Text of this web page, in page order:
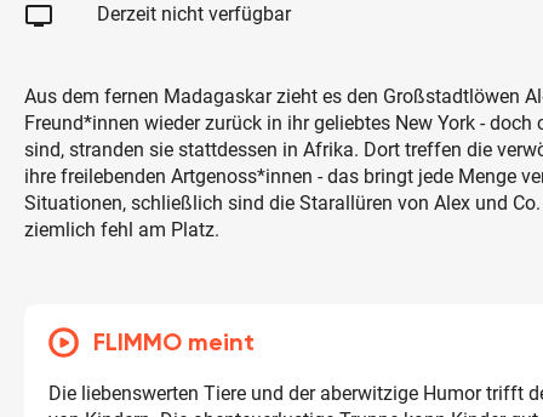
tv Derzeit nicht verfügbar
Aus dem fernen Madagaskar zieht es den Großstadtlöwen
Freund*innen wieder zurück in ihr geliebtes New York - doch
sind, stranden sie stattdessen in Afrika. Dort treffen die
ihre freilebenden Artgenoss*innen - das bringt jede Menge
Situationen, schließlich sind die Starallüren von Alex und
ziemlich fehl am Platz.
FLIMMO meint
Die liebenswerten Tiere und der aberwitzige Humor trifft